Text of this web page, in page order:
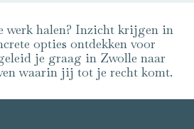
werk halen? Inzicht krijgen in
opties ontdekken voor
je graag in Zwolle naar
waarin jij tot je recht komt.